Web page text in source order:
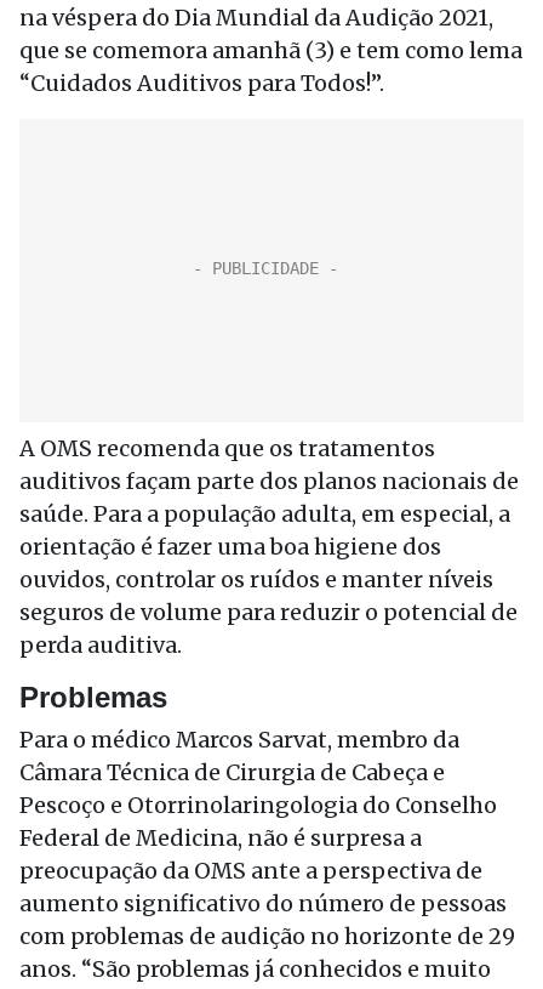
na véspera do Dia Mundial da Audição 2021,
que se comemora amanhã (3) e tem como lema
“Cuidados Auditivos para Todos!”.
A OMS recomenda que os tratamentos
auditivos façam parte dos planos nacionais de
saúde. Para a população adulta, em especial, a
orientação é fazer uma boa higiene dos
ouvidos, controlar os ruídos e manter níveis
seguros de volume para reduzir o potencial de
perda auditiva.
Problemas
Para o médico Marcos Sarvat, membro da
Câmara Técnica de Cirurgia de Cabeça e
Pescoço e Otorrinolaringologia do Conselho
Federal de Medicina, não é surpresa a
preocupação da OMS ante a perspectiva de
aumento significativo do número de pessoas
com problemas de audição no horizonte de 29
anos. “São problemas já conhecidos e muito